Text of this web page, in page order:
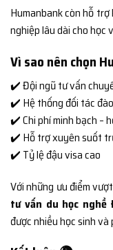
Humanbank còn hỗ
nghiệp lâu dài cho học
Vì sao nên chọn
✔️ Đội ngũ tư vấn
✔️ Hệ thống đối tác
✔️ Chi phí minh bạch –
✔️ Hỗ trợ xuyên suốt
✔️ Tỷ lệ đậu visa cao
Với những ưu điểm
tư vấn du học nghề
được nhiều học sinh